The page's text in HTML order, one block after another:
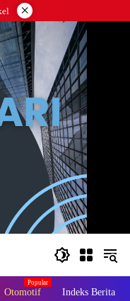
×
Otomotif Indeks Berita